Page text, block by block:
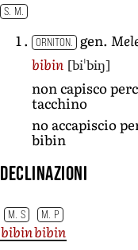
S. M.
ORNITON. gen.
bibin [biˈbiŋ]
non capisco
tacchino
no accapiscio
bibin
Declinazioni
M. S M. P
bibinbibin